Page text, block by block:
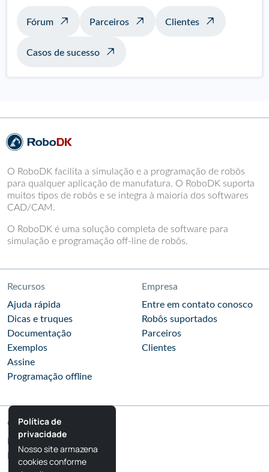
Fórum Parceiros Clientes
Casos de sucesso
O RoboDK facilita a simulação e a programação de robôs
para qualquer aplicação de manufatura. O RoboDK suporta
muitos tipos de robôs e se integra à maioria dos softwares
CAD/CAM.
O RoboDK é uma solução completa de software para
simulação e programação off-line de robôs.
Recursos
Ajuda rápida
Dicas e truques
Documentação
Exemplos
Assine
Programação offline
Empresa
Entre em contato conosco
Robôs suportados
Parceiros
Clientes
Comunidade
Blog do RoboDK
Fórum do RoboDK
Política de
privacidade
Nosso site armazena
cookies conforme